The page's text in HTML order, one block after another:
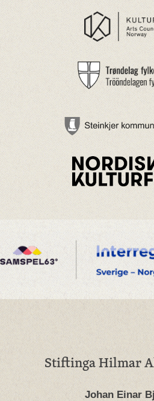
Stiftinga Hilmar
Johan Einar